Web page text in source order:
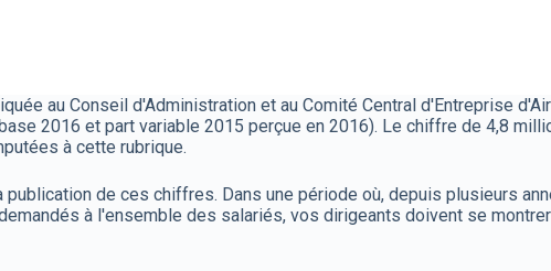
au Conseil d'Administration et au Comité Central d'Entreprise
2016 et part variable 2015 perçue en 2016). Le chiffre de 4,8
à cette rubrique.
de ces chiffres. Dans une période où, depuis plusieurs
à l'ensemble des salariés, vos dirigeants doivent se